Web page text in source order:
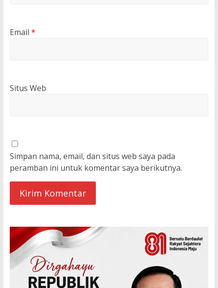
Email *
Situs Web
Simpan nama, email, dan situs web saya pada
peramban ini untuk komentar saya berikutnya.